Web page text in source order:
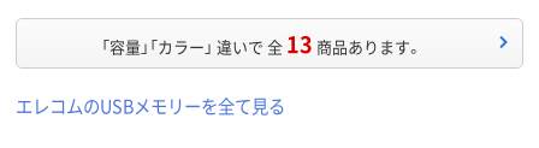
「容量」「カラー」 違いで 全 13 商品あります。
エレコムのUSBメモリーを全て見る